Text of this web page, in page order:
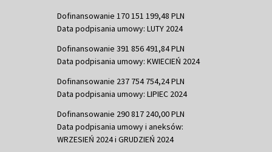
Dofinansowanie 170 151 199,48 PLN
Data podpisania umowy: LUTY 2024
Dofinansowanie 391 856 491,84 PLN
Data podpisania umowy: KWIECIEŃ 2024
Dofinansowanie 237 754 754,24 PLN
Data podpisania umowy: LIPIEC 2024
Dofinansowanie 290 817 240,00 PLN
Data podpisania umowy i aneksów:
WRZESIEŃ 2024 i GRUDZIEŃ 2024